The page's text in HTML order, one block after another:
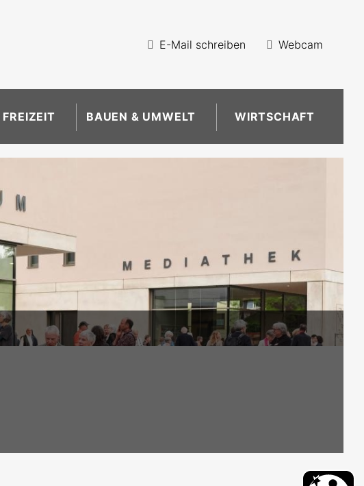
E-Mail schreiben Webcam
BAUEN & UMWELT WIRTSCHAFT